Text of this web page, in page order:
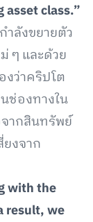
class.”
ำลังขยายตัว
ๆ และด้วย
งว่าคริปโต
ช่องทางใน
ากสินทรัพย์
งจาก
with the
result, we